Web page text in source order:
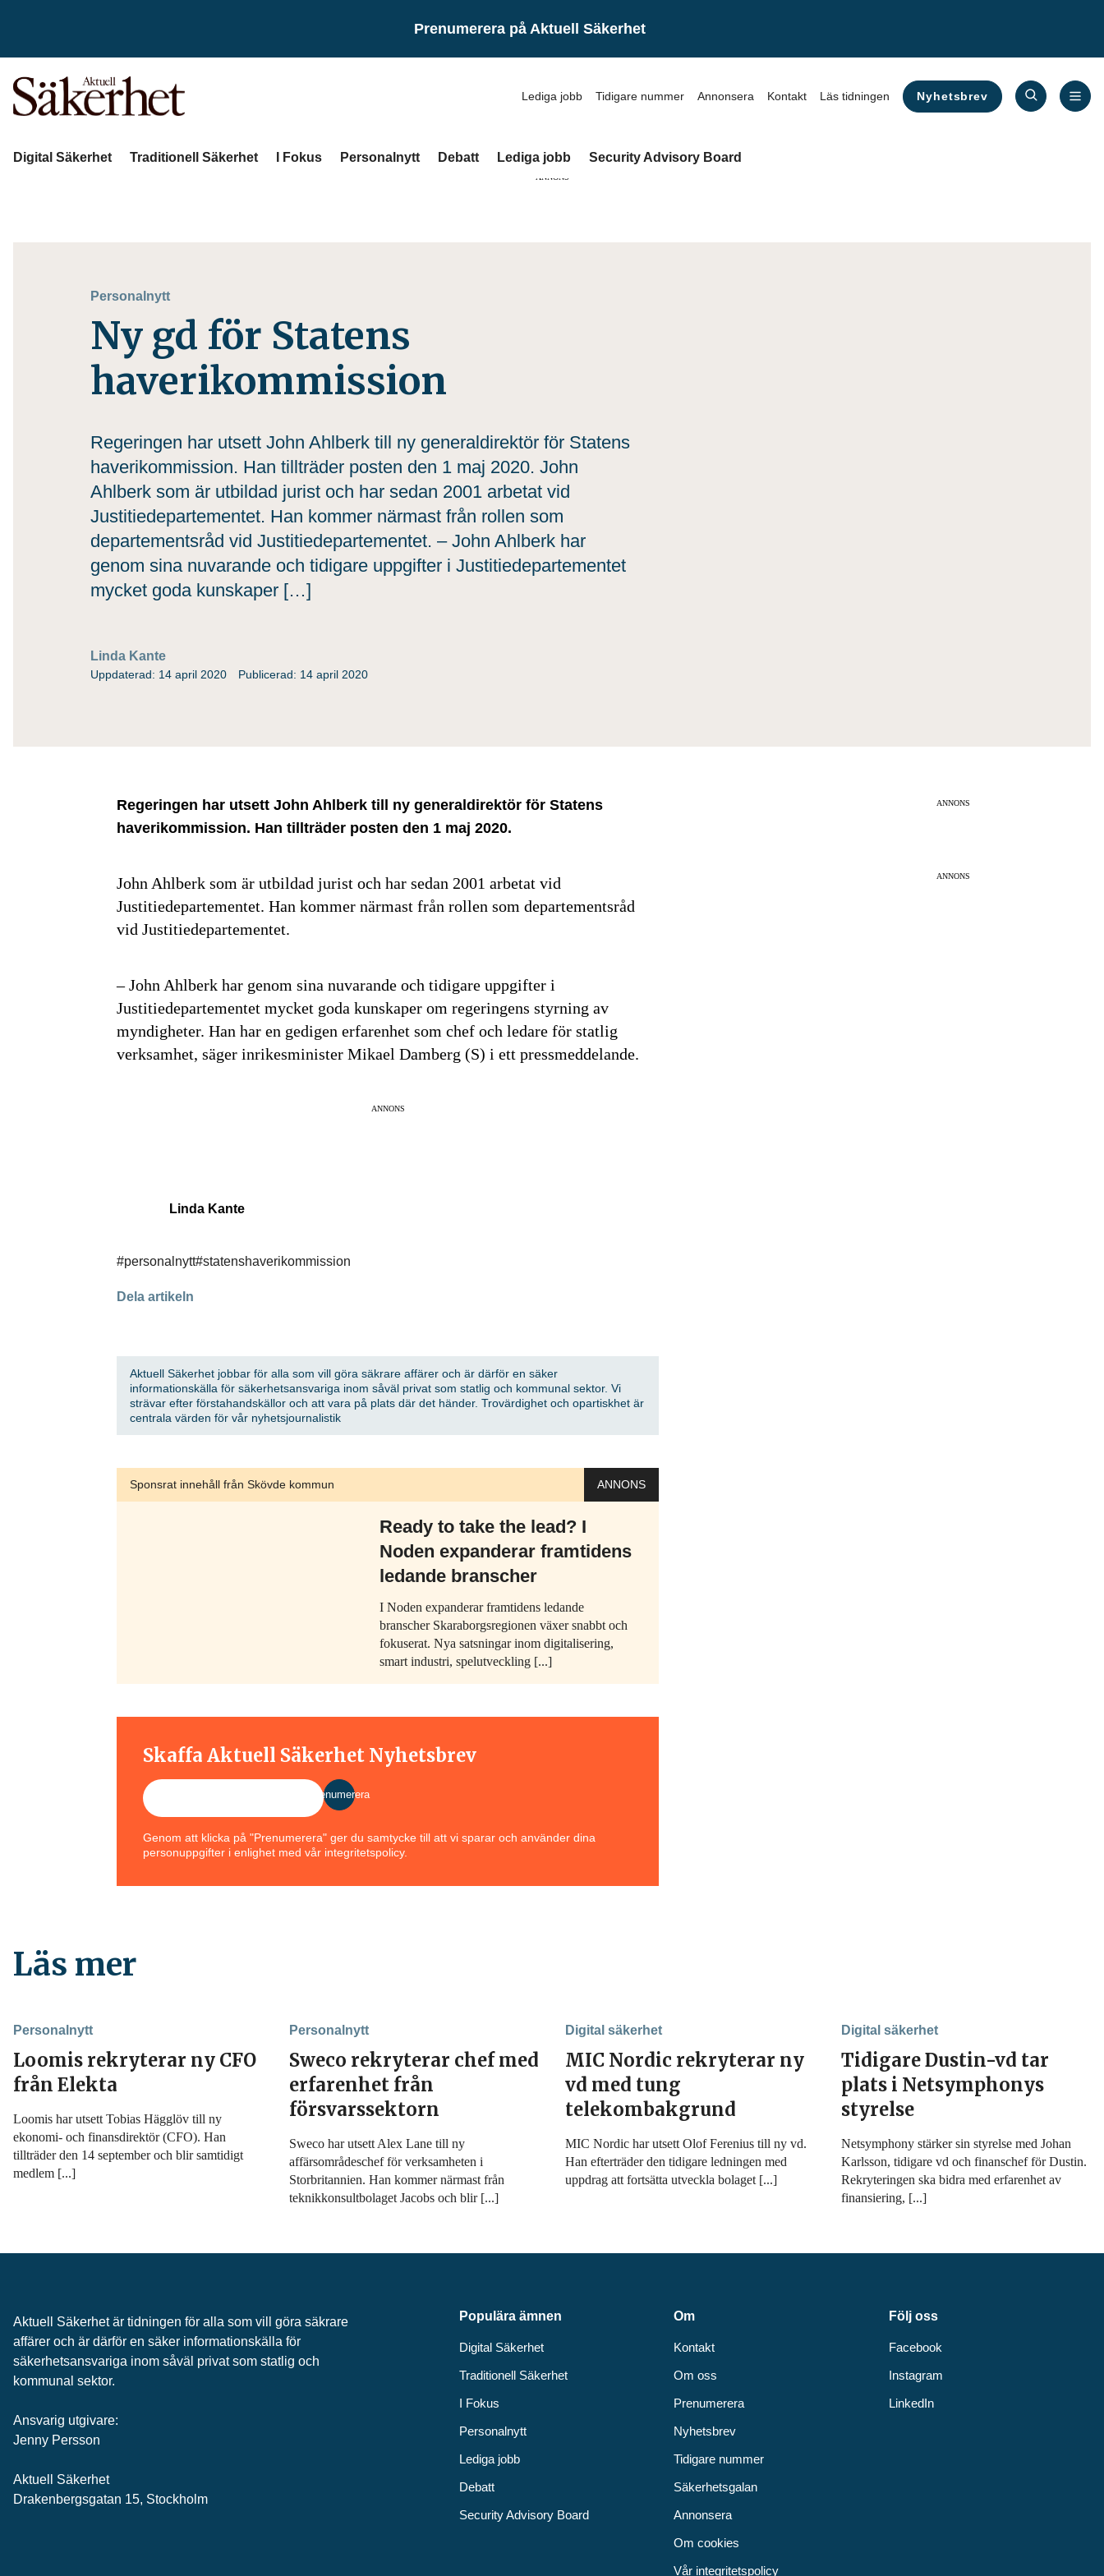
Prenumerera på Aktuell Säkerhet
Lediga jobb Tidigare nummer Annonsera Kontakt Läs tidningen Nyhetsbrev
Digital Säkerhet Traditionell Säkerhet I Fokus Personalnytt Debatt Lediga jobb Security Advisory Board
ANNONS
Personalnytt
Ny gd för Statens
haverikommission
Regeringen har utsett John Ahlberk till ny generaldirektör för Statens
haverikommission. Han tillträder posten den 1 maj 2020. John
Ahlberk som är utbildad jurist och har sedan 2001 arbetat vid
Justitiedepartementet. Han kommer närmast från rollen som
departementsråd vid Justitiedepartementet. – John Ahlberk har
genom sina nuvarande och tidigare uppgifter i Justitiedepartementet
mycket goda kunskaper […]
Linda Kante
Uppdaterad: 14 april 2020 Publicerad: 14 april 2020
Regeringen har utsett John Ahlberk till ny generaldirektör för Statens
haverikommission. Han tillträder posten den 1 maj 2020.
John Ahlberk som är utbildad jurist och har sedan 2001 arbetat vid
Justitiedepartementet. Han kommer närmast från rollen som departementsråd
vid Justitiedepartementet.
– John Ahlberk har genom sina nuvarande och tidigare uppgifter i
Justitiedepartementet mycket goda kunskaper om regeringens styrning av
myndigheter. Han har en gedigen erfarenhet som chef och ledare för statlig
verksamhet, säger inrikesminister Mikael Damberg (S) i ett pressmeddelande.
ANNONS
Linda Kante
#personalnytt#statenshaverikommission
Dela artikeln
Aktuell Säkerhet jobbar för alla som vill göra säkrare affärer och är därför en säker
informationskälla för säkerhetsansvariga inom såväl privat som statlig och kommunal sektor. Vi
strävar efter förstahandskällor och att vara på plats där det händer. Trovärdighet och opartiskhet är
centrala värden för vår nyhetsjournalistik
Sponsrat innehåll från Skövde kommun ANNONS
Ready to take the lead? I
Noden expanderar framtidens
ledande branscher
I Noden expanderar framtidens ledande
branscher Skaraborgsregionen växer snabbt och
fokuserat. Nya satsningar inom digitalisering,
smart industri, spelutveckling [...]
Skaffa Aktuell Säkerhet Nyhetsbrev
Prenumerera
Genom att klicka på "Prenumerera" ger du samtycke till att vi sparar och använder dina
personuppgifter i enlighet med vår integritetspolicy.
ANNONS
ANNONS
Läs mer
Personalnytt
Loomis rekryterar ny CFO
från Elekta
Loomis har utsett Tobias Hägglöv till ny
ekonomi- och finansdirektör (CFO). Han
tillträder den 14 september och blir samtidigt
medlem [...]
Personalnytt
Sweco rekryterar chef med
erfarenhet från
försvarssektorn
Sweco har utsett Alex Lane till ny
affärsområdeschef för verksamheten i
Storbritannien. Han kommer närmast från
teknikkonsultbolaget Jacobs och blir [...]
Digital säkerhet
MIC Nordic rekryterar ny
vd med tung
telekombakgrund
MIC Nordic har utsett Olof Ferenius till ny vd.
Han efterträder den tidigare ledningen med
uppdrag att fortsätta utveckla bolaget [...]
Digital säkerhet
Tidigare Dustin-vd tar
plats i Netsymphonys
styrelse
Netsymphony stärker sin styrelse med Johan
Karlsson, tidigare vd och finanschef för Dustin.
Rekryteringen ska bidra med erfarenhet av
finansiering, [...]
Aktuell Säkerhet är tidningen för alla som vill göra säkrare
affärer och är därför en säker informationskälla för
säkerhets­ansvariga inom såväl privat som statlig och
kommunal sektor.
Ansvarig utgivare:
Jenny Persson
Aktuell Säkerhet
Drakenbergsgatan 15, Stockholm
Populära ämnen
Digital Säkerhet
Traditionell Säkerhet
I Fokus
Personalnytt
Lediga jobb
Debatt
Security Advisory Board
Om
Kontakt
Om oss
Prenumerera
Nyhetsbrev
Tidigare nummer
Säkerhetsgalan
Annonsera
Om cookies
Vår integritetspolicy
Följ oss
Facebook
Instagram
LinkedIn